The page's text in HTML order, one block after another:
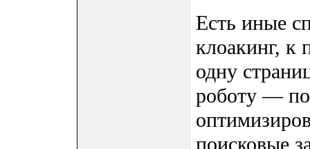
Есть иные
клоакинг, к
одну
роботу —
поисковые